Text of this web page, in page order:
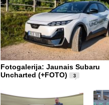
Fotogalerija: Jaunais Subaru
Uncharted (+FOTO)
3